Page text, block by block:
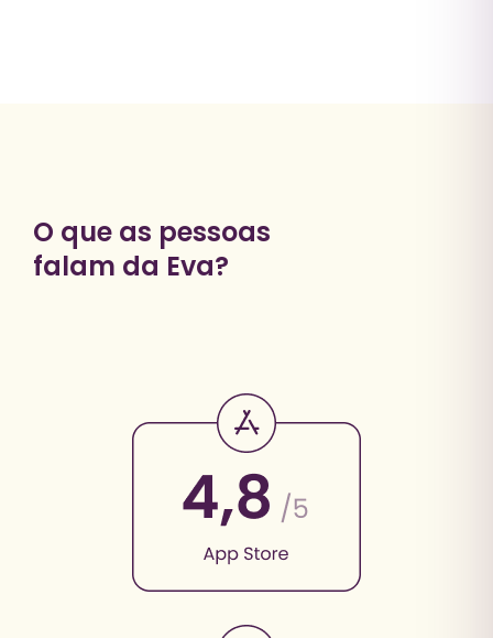
O que as pessoas
falam da Eva?